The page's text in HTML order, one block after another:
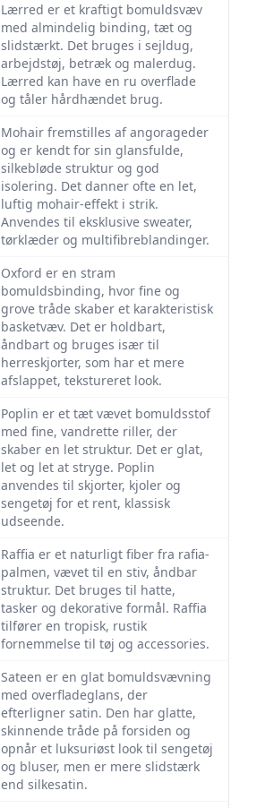
Lærred er et kraftigt bomuldsvæv
med almindelig binding, tæt og
slidstærkt. Det bruges i sejldug,
arbejdstøj, betræk og malerdug.
Lærred kan have en ru overflade
og tåler hårdhændet brug.
Mohair fremstilles af angorageder
og er kendt for sin glansfulde,
silkebløde struktur og god
isolering. Det danner ofte en let,
luftig mohair-effekt i strik.
Anvendes til eksklusive sweater,
tørklæder og multifibreblandinger.
Oxford er en stram
bomuldsbinding, hvor fine og
grove tråde skaber et karakteristisk
basketvæv. Det er holdbart,
åndbart og bruges især til
herreskjorter, som har et mere
afslappet, tekstureret look.
Poplin er et tæt vævet bomuldsstof
med fine, vandrette riller, der
skaber en let struktur. Det er glat,
let og let at stryge. Poplin
anvendes til skjorter, kjoler og
sengetøj for et rent, klassisk
udseende.
Raffia er et naturligt fiber fra rafia-
palmen, vævet til en stiv, åndbar
struktur. Det bruges til hatte,
tasker og dekorative formål. Raffia
tilfører en tropisk, rustik
fornemmelse til tøj og accessories.
Sateen er en glat bomuldsvævning
med overfladeglans, der
efterligner satin. Den har glatte,
skinnende tråde på forsiden og
opnår et luksuriøst look til sengetøj
og bluser, men er mere slidstærk
end silkesatin.